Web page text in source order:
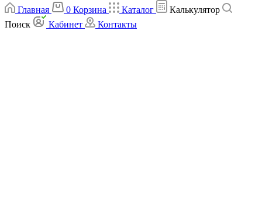
Главная 0 Корзина Каталог
Калькулятор
Поиск
Кабинет Контакты